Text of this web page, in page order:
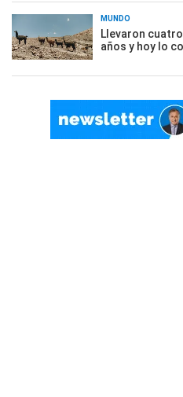
MUNDO
Llevaron
años y hoy lo